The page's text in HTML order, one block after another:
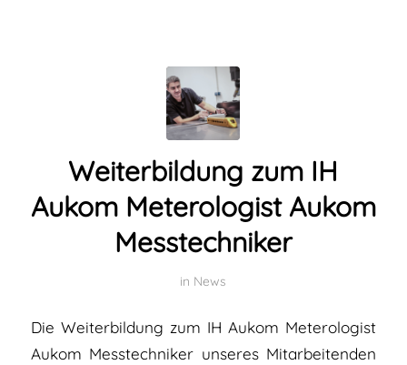
Weiterbildung zum IH
Aukom Meterologist Aukom
Messtechniker
in News
Die Weiterbildung zum IH Aukom Meterologist
Aukom Messtechniker unseres Mitarbeitenden